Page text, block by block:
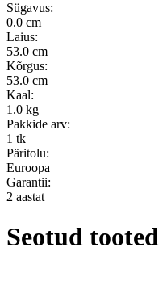
Sügavus:
0.0 cm
Laius:
53.0 cm
Kõrgus:
53.0 cm
Kaal:
1.0 kg
Pakkide arv:
1 tk
Päritolu:
Euroopa
Garantii:
2 aastat
Seotud tooted